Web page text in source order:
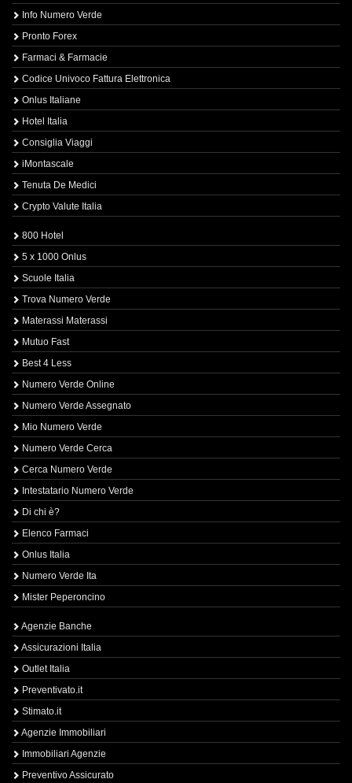
Info Numero Verde
Pronto Forex
Farmaci & Farmacie
Codice Univoco Fattura Elettronica
Onlus Italiane
Hotel Italia
Consiglia Viaggi
iMontascale
Tenuta De Medici
Crypto Valute Italia
800 Hotel
5 x 1000 Onlus
Scuole Italia
Trova Numero Verde
Materassi Materassi
Mutuo Fast
Best 4 Less
Numero Verde Online
Numero Verde Assegnato
Mio Numero Verde
Numero Verde Cerca
Cerca Numero Verde
Intestatario Numero Verde
Di chi è?
Elenco Farmaci
Onlus Italia
Numero Verde Ita
Mister Peperoncino
Agenzie Banche
Assicurazioni Italia
Outlet Italia
Preventivato.it
Stimato.it
Agenzie Immobiliari
Immobiliari Agenzie
Preventivo Assicurato